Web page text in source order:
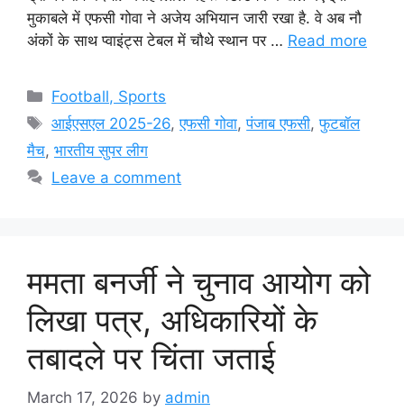
मुकाबले में एफसी गोवा ने अजेय अभियान जारी रखा है. वे अब नौ
अंकों के साथ प्वाइंट्स टेबल में चौथे स्थान पर … Read more
Categories
Football, Sports
Tags
आईएसएल 2025-26,एफसी गोवा,पंजाब एफसी,फुटबॉल
मैच, भारतीय सुपर लीग
Leave a comment
ममता बनर्जी ने चुनाव आयोग को
लिखा पत्र, अधिकारियों के
तबादले पर चिंता जताई
March 17, 2026 by admin